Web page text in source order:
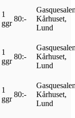
1
ggr
80:-
Kårhuset,
Lund
1
ggr
80:-
Kårhuset,
Lund
1
ggr
80:-
Kårhuset,
Lund